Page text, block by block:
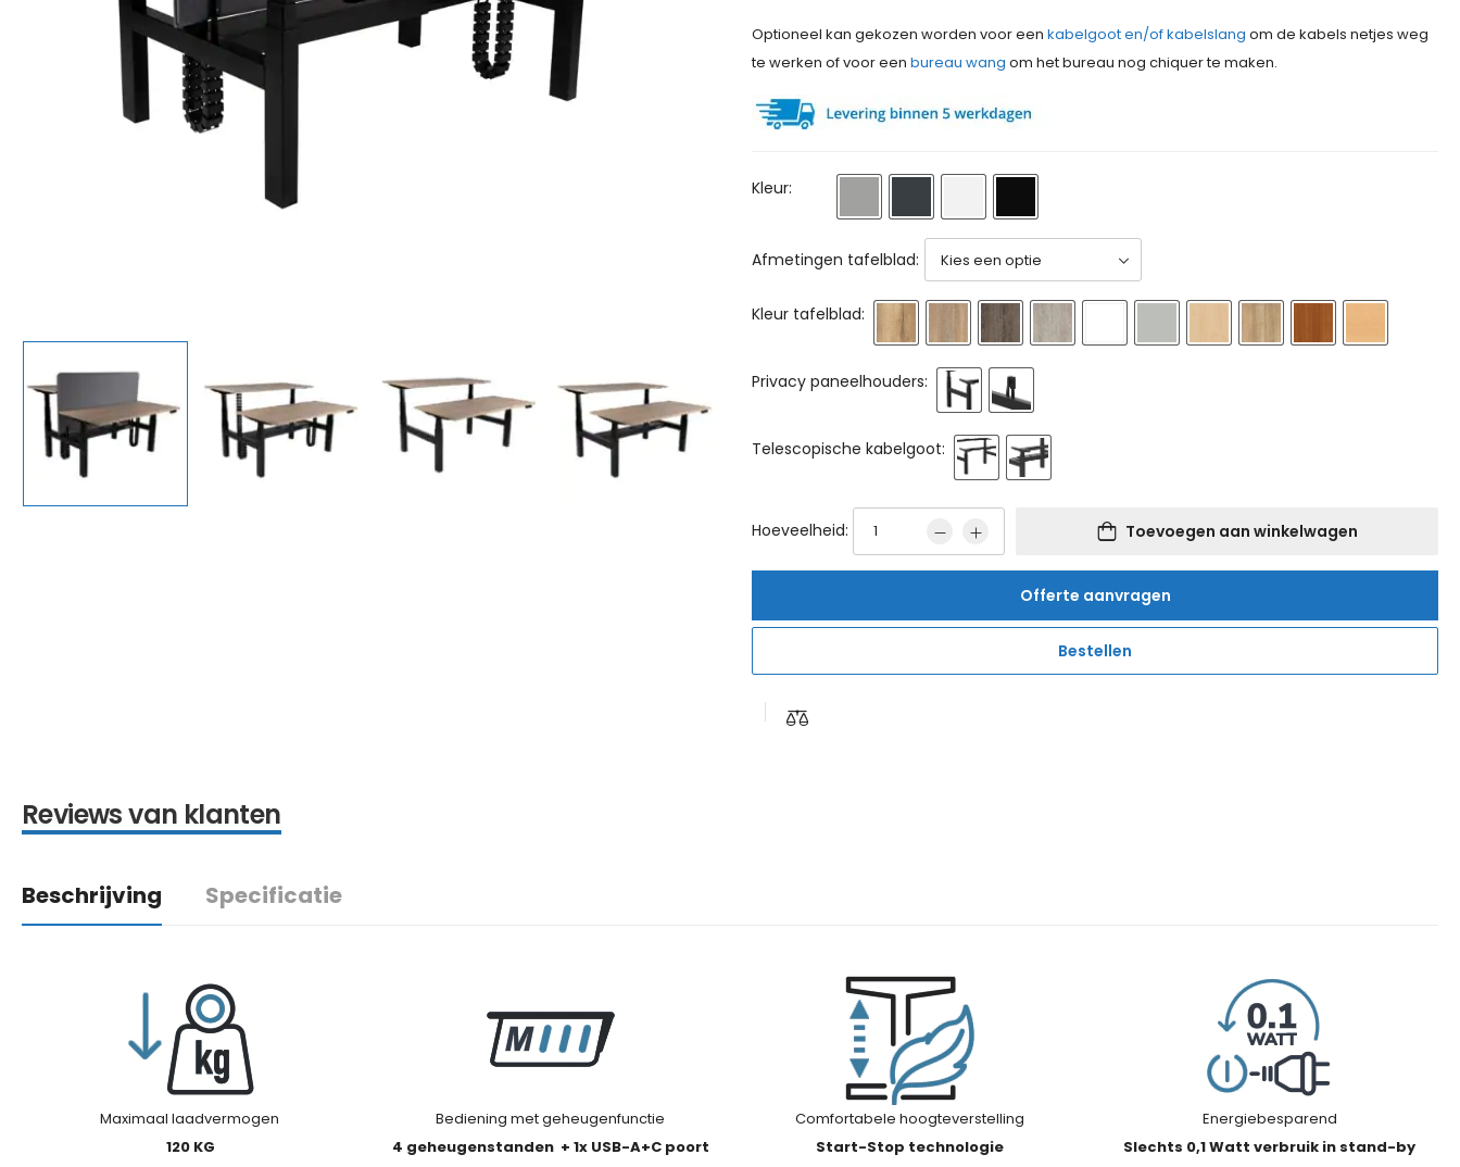
Optioneel kan gekozen worden voor een kabelgoot en/of kabelslang om de kabels netjes weg
te werken of voor een bureau wang om het bureau nog chiquer te maken.
Kleur:
Afmetingen tafelblad:
Kleur tafelblad:
Privacy paneelhouders:
Telescopische kabelgoot:
Hoeveelheid: Toevoegen aan winkelwagen
Offerte aanvragen
Bestellen
Reviews van klanten
Beschrijving Specificatie
Maximaal laadvermogen
120 KG
Bediening met geheugenfunctie
4 geheugenstanden + 1x USB-A+C poort
Comfortabele hoogteverstelling
Start-Stop technologie
Energiebesparend
Slechts 0,1 Watt verbruik in stand-by